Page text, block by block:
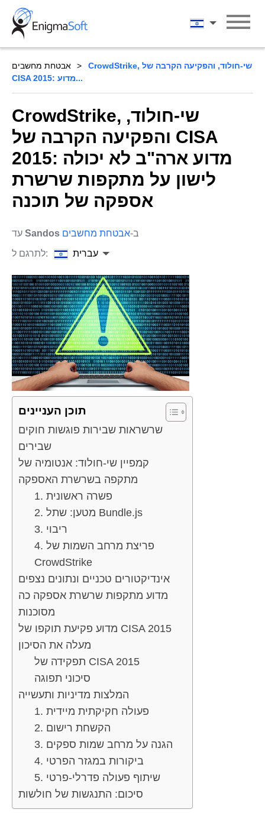
Skip
content
עברית
אבטחת מחשבים
CrowdStrike, שי-חולוד, והפקיעה הקרבה של
CISA 2015: מדוע...
CrowdStrike, שי-חולוד,
והפקיעה הקרבה של CISA
2015: מדוע ארה"ב לא יכולה
לישון על מתקפות שרשרת
אספקה של תוכנה
Sandos ב-אבטחת מחשבים
לתרגם ל:
עברית
תוכן העניינים
שרשראות שבירות פוגשות חוקים
שבירים
קמפיין שי-חולוד: אנטומיה של
מתקפה בשרשרת האספקה
1. פשרה ראשונית
2. מטען: שתל Bundle.js
3. ריבוי
4. פריצת מרחב השמות של
CrowdStrike
אינדיקטורים טכניים ונתונים נצפים
מדוע מתקפות שרשרת אספקה כה
מסוכנות
מדוע פקיעת תוקפו של CISA 2015
מעלה את הסיכון
תפקידה של CISA 2015
סיכוני תפוגה
המלצות מדיניות ותעשייה
1. פעולה חקיקתית מיידית
2. הקשחת רישום
3. הגנה על מרחב שמות ספקים
4. ביקורות במגזר הפרטי
5. שיתוף פעולה פדרלי-פרטי
סיכום: התנגשות של חולשות